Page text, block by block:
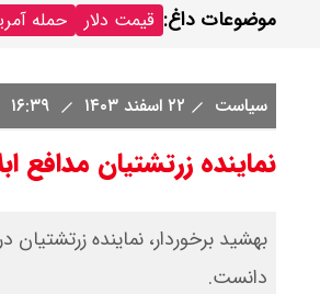
موضوعات داغ: قیمت دلار حمله
سیاست ۲۲ اسفند ۱۴۰۳
نماینده زرتشتیان مدافع
بهشید برخوردار، نماینده
دانست.